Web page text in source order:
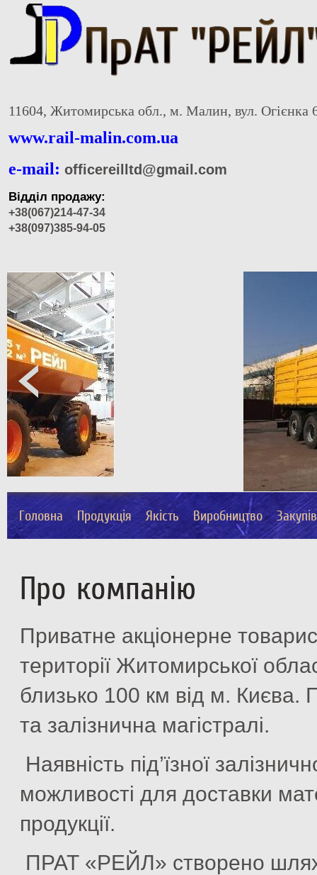
11604, Житомирська обл., м. Малин, вул. Огієнка
www.rail-malin.com.ua
e-mail: officereilltd@gmail.com
Відділ продажу:
+38(067)214-47-34
+38(097)385-94-05
Головна Продукція Якість Виробництво
Про компанію
Приватне акціонерне
території Житомирської
близько 100 км від м. Києва.
та залізнична магістралі.
Наявність під’їзної
можливості для доставки
продукції.
ПРАТ «РЕЙЛ» створено